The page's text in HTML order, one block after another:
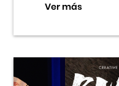
Ver más